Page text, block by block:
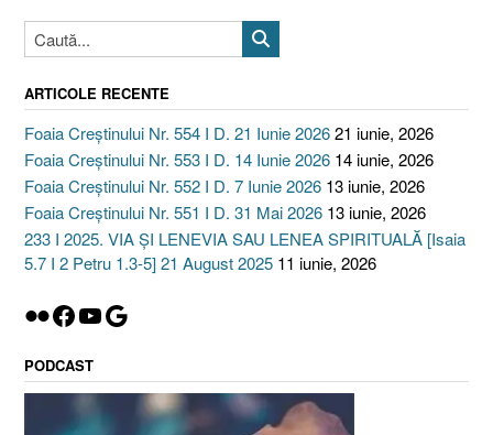
ARTICOLE RECENTE
Foaia Creștinului Nr. 554 I D. 21 Iunie 202621 iunie, 2026
Foaia Creștinului Nr. 553 I D. 14 Iunie 2026 14 iunie, 2026
Foaia Creștinului Nr. 552 I D. 7 Iunie 2026 13 iunie, 2026
Foaia Creștinului Nr. 551 I D. 31 Mai 2026 13 iunie, 2026
233 I 2025. VIA ȘI LENEVIA SAU LENEA SPIRITUALĂ [Isaia
5.7 I 2 Petru 1.3-5] 21 August 2025 11 iunie, 2026
Flickr
Facebook
YouTube
Google
PODCAST